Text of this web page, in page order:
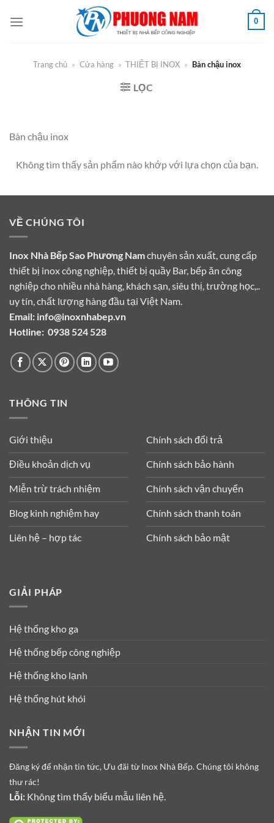
qua
0
Trang chủ » Cửa hàng » THIẾT BỊ INOX » Bàn chậu inox
LỌC
Bàn chậu inox
Không tìm thấy sản phẩm nào khớp với lựa chọn của bạn.
VỀ CHÚNG TÔI
Inox Nhà Bếp Sao Phương Namchuyên sản xuất, cung cấp
thiết bị inox công nghiệp, thiết bị quầy Bar, bếp ăn công
nghiệp cho nhiều nhà hàng, khách sạn, siêu thị, trường học,..
uy tín, chất lượng hàng đầu tại Việt Nam.
Email: info@inoxnhabep.vn
Hotline: 0938 524 528
THÔNG TIN
Giới thiệu
Điều khoản dịch vụ
Miễn trừ trách nhiệm
Blog kinh nghiệm hay
Liên hệ – hợp tác
Chính sách đổi trả
Chính sách bảo hành
Chính sách vận chuyển
Chính sách thanh toán
Chính sách bảo mật
GIẢI PHÁP
Hệ thống kho ga
Hệ thống bếp công nghiệp
Hệ thống kho lạnh
Hệ thống hút khói
NHẬN TIN MỚI
Đăng ký để nhận tin tức, Ưu đãi từ Inox Nhà Bếp. Chúng tôi không
thư rác!
Lỗi: Không tìm thấy biểu mẫu liên hệ.